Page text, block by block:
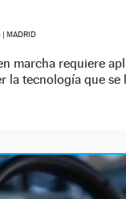
| MADRID
marcha requiere
la tecnología que se